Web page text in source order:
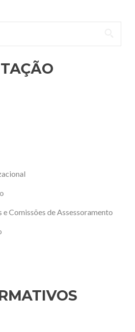
e Comissões de Assessoramento